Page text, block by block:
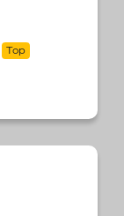
Top